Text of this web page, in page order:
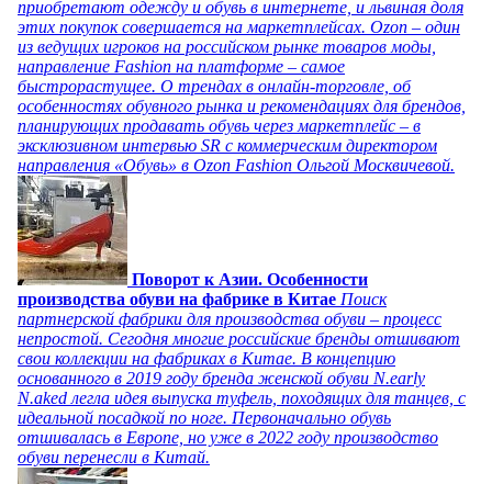
приобретают одежду и обувь в интернете, и львиная доля
этих покупок совершается на маркетплейсах. Ozon – один
из ведущих игроков на российском рынке товаров моды,
направление Fashion на платформе – самое
быстрорастущее. О трендах в онлайн-торговле, об
особенностях обувного рынка и рекомендациях для брендов,
планирующих продавать обувь через маркетплейс – в
эксклюзивном интервью SR с коммерческим директором
направления «Обувь» в Ozon Fashion Ольгой Москвичевой.
Поворот к Азии. Особенности
производства обуви на фабрике в Китае Поиск
партнерской фабрики для производства обуви – процесс
непростой. Сегодня многие российские бренды отшивают
свои коллекции на фабриках в Китае. В концепцию
основанного в 2019 году бренда женской обуви N.early
N.aked легла идея выпуска туфель, походящих для танцев, с
идеальной посадкой по ноге. Первоначально обувь
отшивалась в Европе, но уже в 2022 году производство
обуви перенесли в Китай.